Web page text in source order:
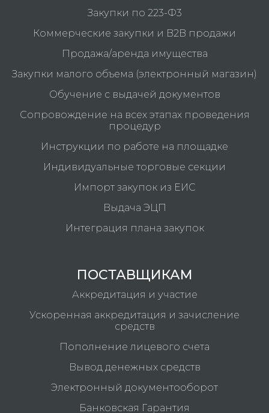
Закупки по 223-Ф3
Коммерческие закупки и B2B продажи
Продажа/аренда имущества
Закупки малого объема (электронный магазин)
Обучение с выдачей документов
Сопровождение на всех этапах проведения
процедур
Инструкции по работе на площадке
Индивидуальные торговые секции
Импорт закупок из ЕИС
Выдача ЭЦП
Интеграция плана закупок
ПОСТАВЩИКАМ
Аккредитация и участие
Ускоренная аккредитация и зачисление
средств
Пополнение лицевого счета
Вывод денежных средств
Электронный документооборот
Банковская Гарантия